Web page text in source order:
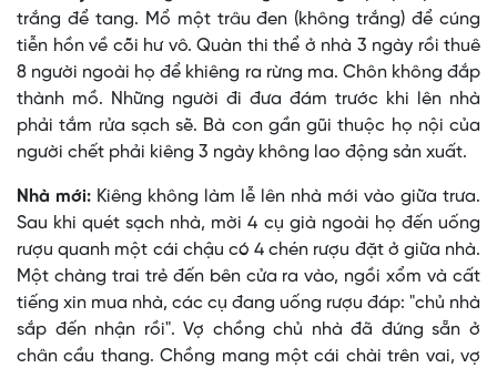
trắng để tang. Mổ một trâu đen (không trắng) để cúng
tiễn hồn về cõi hư vô. Quàn thi thể ở nhà 3 ngày rồi thuê
8 người ngoài họ để khiêng ra rừng ma. Chôn không đắp
thành mồ. Những người đi đưa đám trước khi lên nhà
phải tắm rửa sạch sẽ. Bà con gần gũi thuộc họ nội của
người chết phải kiêng 3 ngày không lao động sản xuất.
Nhà mới: Kiêng không làm lễ lên nhà mới vào giữa trưa.
Sau khi quét sạch nhà, mời 4 cụ già ngoài họ đến uống
rượu quanh một cái chậu có 4 chén rượu đặt ở giữa nhà.
Một chàng trai trẻ đến bên cửa ra vào, ngồi xổm và cất
tiếng xin mua nhà, các cụ đang uống rượu đáp: "chủ nhà
sắp đến nhận rồi". Vợ chồng chủ nhà đã đứng sẵn ở
chân cầu thang. Chồng mang một cái chài trên vai, vợ